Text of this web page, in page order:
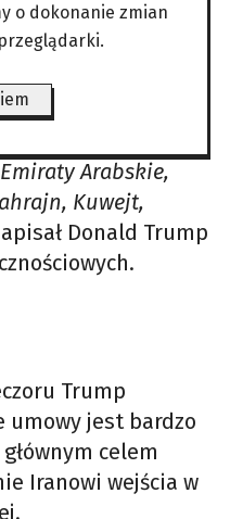
zostały,
jak i w
zatwierdzone
strony, w tym
Arabię
Arabskie,
Kuwejt,
Donald Trump
Trump
umowy jest bardzo
celem
Iranowi wejścia w
o dokonanie zmian